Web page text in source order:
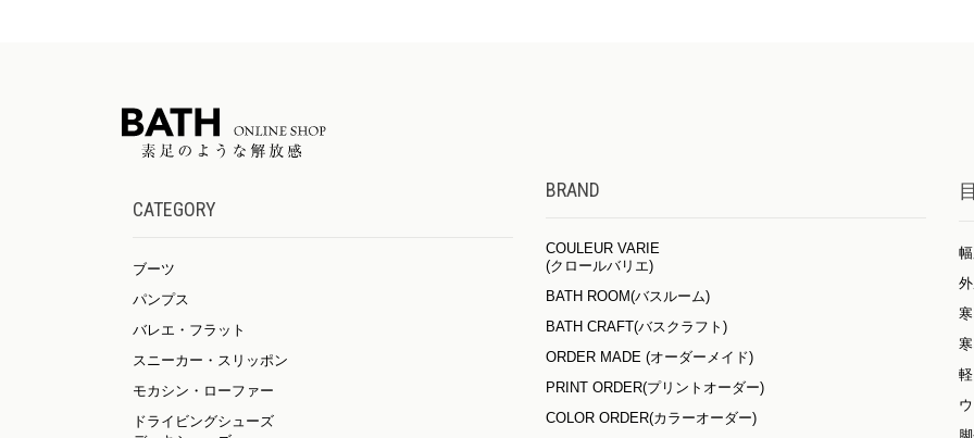
CATEGORY
ブーツ
パンプス
バレエ・フラット
スニーカー・スリッポン
モカシン・ローファー
ドライビングシューズ
BRAND
COULEUR VARIE
(クロールバリエ)
BATH ROOM(バスルーム)
BATH CRAFT(バスクラフト)
ORDER MADE (オーダーメイド)
PRINT ORDER(プリントオーダー)
COLOR ORDER(カラーオーダー)